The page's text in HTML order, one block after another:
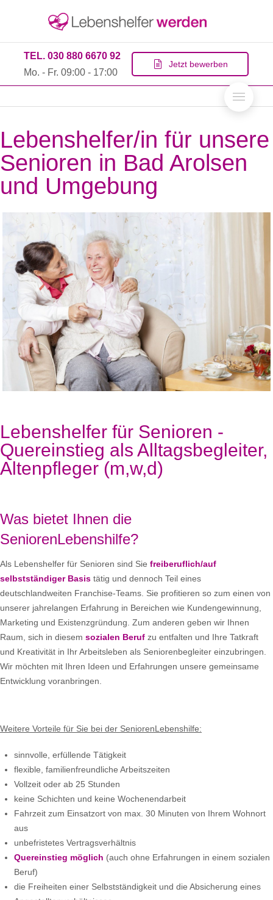
TEL. 030 880 6670 92
Mo. - Fr. 09:00 - 17:00
Jetzt bewerben
Lebenshelfer/in für unsere
Senioren in Bad Arolsen
und Umgebung
Lebenshelfer für Senioren -
Quereinstieg als Alltagsbegleiter,
Altenpfleger (m,w,d)
Was bietet Ihnen die
SeniorenLebenshilfe?
Als Lebenshelfer für Senioren sind Sie freiberuflich/auf
selbstständiger Basis tätig und dennoch Teil eines
deutschlandweiten Franchise-Teams. Sie profitieren so zum einen von
unserer jahrelangen Erfahrung in Bereichen wie Kundengewinnung,
Marketing und Existenzgründung. Zum anderen geben wir Ihnen
Raum, sich in diesem sozialen Beruf zu entfalten und Ihre Tatkraft
und Kreativität in Ihr Arbeitsleben als Seniorenbegleiter einzubringen.
Wir möchten mit Ihren Ideen und Erfahrungen unsere gemeinsame
Entwicklung voranbringen.
Weitere Vorteile für Sie bei der SeniorenLebenshilfe:
sinnvolle, erfüllende Tätigkeit
flexible, familienfreundliche Arbeitszeiten
Vollzeit oder ab 25 Stunden
keine Schichten und keine Wochenendarbeit
Fahrzeit zum Einsatzort von max. 30 Minuten von Ihrem Wohnort
aus
unbefristetes Vertragsverhältnis
Quereinstieg möglich (auch ohne Erfahrungen in einem sozialen
Beruf)
die Freiheiten einer Selbstständigkeit und die Absicherung eines